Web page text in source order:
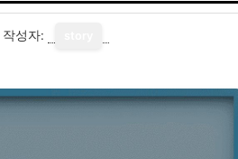
작성자: